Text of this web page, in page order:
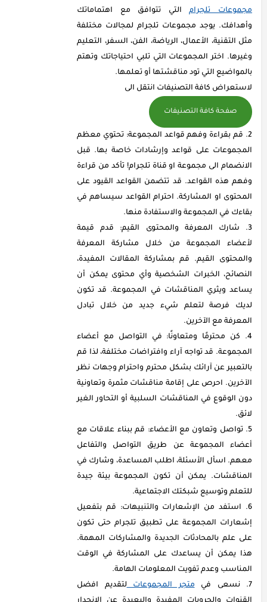
مجموعات تلجرامالتي تتوافق مع اهتماماتك
وأهدافك. يوجد مجموعات تلجرام لمجالات مختلفة
مثل التقنية، الأعمال، الرياضة، الفن، السفر، التعليم
وغيرها. اختر المجموعات التي تلبي احتياجاتك وتهتم
بالمواضيع التي تود مناقشتها أو تعلمها.
لاستعراض كافة التصنيفات انتقل الى
صفحة كافة التصنيفات
قم بقراءة وفهم قواعد المجموعة: تحتوي معظم
المجموعات على قواعد وإرشادات خاصة بها. قبل
الانضمام الى مجموعة او قناة تلجرام! تأكد من قراءة
وفهم هذه القواعد. قد تتضمن القواعد القيود على
المحتوى او المشاركة. احترام القواعد سيساهم في
بقاءك في المجموعة والاستفادة منها.
شارك المعرفة والمحتوى القيم: قدم قيمة
لأعضاء المجموعة من خلال مشاركة المعرفة
والمحتوى القيم. قم بمشاركة المقالات المفيدة،
النصائح، الخبرات الشخصية وأي محتوى يمكن أن
يساعد ويثري المناقشات في المجموعة. قد تكون
لديك فرصة لتعلم شيء جديد من خلال تبادل
المعرفة مع الآخرين.
كن محترمًا ومتعاونًا: في التواصل مع أعضاء
المجموعة. قد تواجه آراء وافتراضات مختلفة، لذا قم
بالتعبير عن آرائك بشكل محترم واحترام وجهات نظر
الآخرين. احرص على إقامة مناقشات مثمرة وتعاونية
دون الوقوع في المناقشات السلبية أو التحاور الغير
لائق.
تواصل وتعاون مع الأعضاء: قم ببناء علاقات مع
أعضاء المجموعة عن طريق التواصل والتفاعل
معهم. اسأل الأسئلة، اطلب المساعدة، وشارك في
المناقشات. يمكن أن تكون المجموعة بيئة جيدة
للتعلم وتوسيع شبكتك الاجتماعية.
استفد من الإشعارات والتنبيهات: قم بتفعيل
إشعارات المجموعة على تطبيق تلجرام حتى تكون
على علم بالمحادثات الجديدة والمشاركات المهمة.
هذا يمكن أن يساعدك على المشاركة في الوقت
المناسب وعدم تفويت المعلومات الهامة.
نسعى في متجر المجموعات لتقديم افضل